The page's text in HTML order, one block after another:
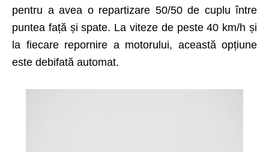
pentru a avea o repartizare 50/50 de cuplu între
puntea față și spate. La viteze de peste 40 km/h și
la fiecare repornire a motorului, această opțiune
este debifată automat.